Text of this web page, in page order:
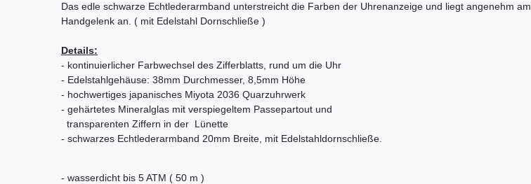
Das edle schwarze Echtlederarmband unterstreicht die Farben der Uhrenanzeige und liegt angenehm am
Handgelenk an. ( mit Edelstahl Dornschließe )
Details:
- kontinuierlicher Farbwechsel des Zifferblatts, rund um die Uhr
- Edelstahlgehäuse: 38mm Durchmesser, 8,5mm Höhe
- hochwertiges japanisches Miyota 2036 Quarzuhrwerk
- gehärtetes Mineralglas mit verspiegeltem Passepartout und
transparenten Ziffern in der Lünette
- schwarzes Echtlederarmband 20mm Breite, mit Edelstahldornschließe.
- wasserdicht bis 5 ATM ( 50 m )